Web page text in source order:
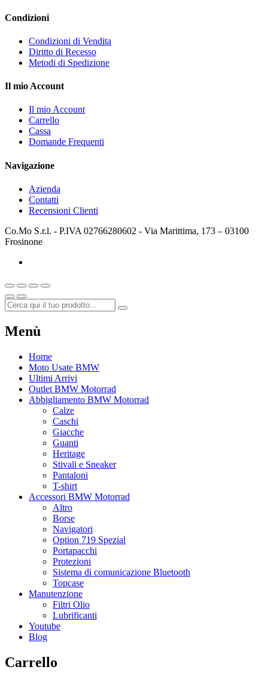
Condizioni
Condizioni di Vendita
Diritto di Recesso
Metodi di Spedizione
Il mio Account
Il mio Account
Carrello
Cassa
Domande Frequenti
Navigazione
Azienda
Contatti
Recensioni Clienti
Co.Mo S.r.l. - P.IVA 02766280602 - Via Marittima, 173 – 03100
Frosinone
Menù
Home
Moto Usate BMW
Ultimi Arrivi
Outlet BMW Motorrad
Abbigliamento BMW Motorrad
Calze
Caschi
Giacche
Guanti
Heritage
Stivali e Sneaker
Pantaloni
T-shirt
Accessori BMW Motorrad
Altro
Borse
Navigatori
Option 719 Spezial
Portapacchi
Protezioni
Sistema di comunicazione Bluetooth
Topcase
Manutenzione
Filtri Olio
Lubrificanti
Youtube
Blog
Carrello